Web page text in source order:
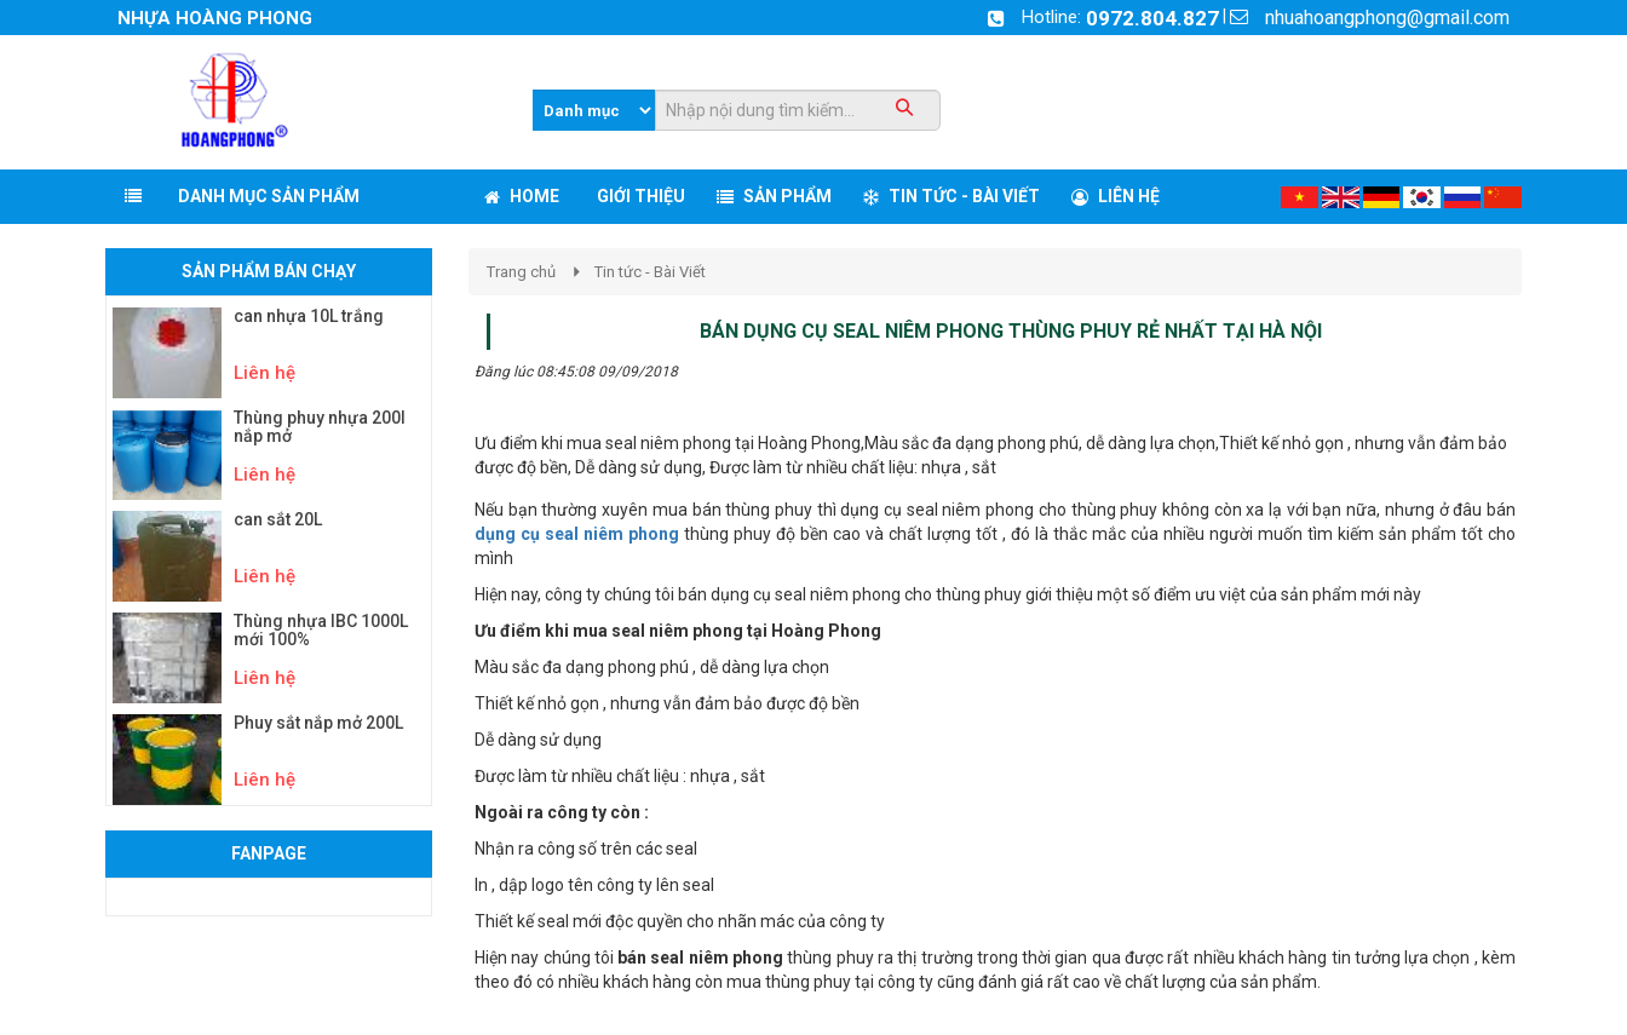
NHỰA HOÀNG PHONG Hotline: 0972.804.827 nhuahoangphong@gmail.com
DANH MỤC SẢN PHẨM HOME GIỚI THIỆU SẢN PHẨM TIN TỨC - BÀI VIẾT LIÊN HỆ
SẢN PHẨM BÁN CHẠY
can nhựa 10L trắng
Liên hệ
Thùng phuy nhựa 200l
nắp mở
Liên hệ
can sắt 20L
Liên hệ
Thùng nhựa IBC 1000L
mới 100%
Liên hệ
Phuy sắt nắp mở 200L
Liên hệ
FANPAGE
Trang chủ Tin tức - Bài Viết
BÁN DỤNG CỤ SEAL NIÊM PHONG THÙNG PHUY RẺ NHẤT TẠI HÀ NỘI
Đăng lúc 08:45:08 09/09/2018
Ưu điểm khi mua seal niêm phong tại Hoàng Phong,Màu sắc đa dạng phong phú, dễ dàng lựa chọn,Thiết kế nhỏ gọn , nhưng vẫn đảm bảo
được độ bền, Dễ dàng sử dụng, Được làm từ nhiều chất liệu: nhựa , sắt
Nếu bạn thường xuyên mua bán thùng phuy thì dụng cụ seal niêm phong cho thùng phuy không còn xa lạ với bạn nữa, nhưng ở đâu bán
dụng cụ seal niêm phong thùng phuy độ bền cao và chất lượng tốt , đó là thắc mắc của nhiều người muốn tìm kiếm sản phẩm tốt cho
mình
Hiện nay, công ty chúng tôi bán dụng cụ seal niêm phong cho thùng phuy giới thiệu một số điểm ưu việt của sản phẩm mới này
Ưu điểm khi mua seal niêm phong tại Hoàng Phong
Màu sắc đa dạng phong phú , dễ dàng lựa chọn
Thiết kế nhỏ gọn , nhưng vẫn đảm bảo được độ bền
Dễ dàng sử dụng
Được làm từ nhiều chất liệu : nhựa , sắt
Ngoài ra công ty còn :
Nhận ra công số trên các seal
In , dập logo tên công ty lên seal
Thiết kế seal mới độc quyền cho nhãn mác của công ty
Hiện nay chúng tôi bán seal niêm phong thùng phuy ra thị trường trong thời gian qua được rất nhiều khách hàng tin tưởng lựa chọn , kèm
theo đó có nhiều khách hàng còn mua thùng phuy tại công ty cũng đánh giá rất cao về chất lượng của sản phẩm.